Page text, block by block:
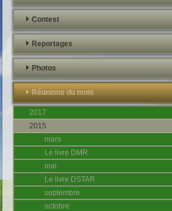
Contest
Reportages
Photos
Réunions du mois
2017
2015
mars
Le livre DMR
mai
Le livre DSTAR
septembre
octobre